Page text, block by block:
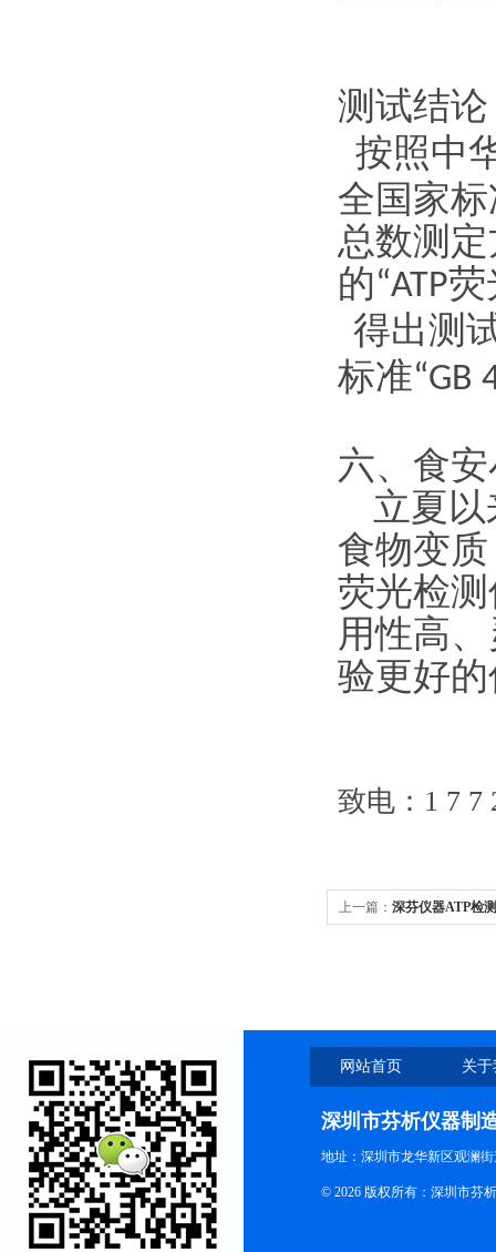
测试结
按照中
全国家
总数测
的“ATP荧
得出测
标准“GB
六、食
立夏
食物变
荧光检
用性高
验更好
致电：1 7 7
上一篇： 深芬仪器ATP检
网站首页 关
深圳市芬析仪器制
地址：深圳市龙华新区观澜
© 2026 版权所有：深圳市芬